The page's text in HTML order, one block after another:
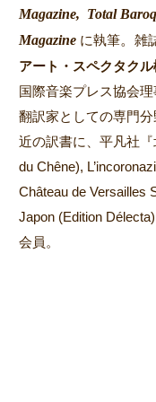
Magazine, Total
Magazine に執筆。 雑
アート・スペクタクル
国際音楽プレス協会理
翻訳家としての専門
近の訳書に、平凡社
du Chêne),
Château de Versailles
Japon (Edition
会員。